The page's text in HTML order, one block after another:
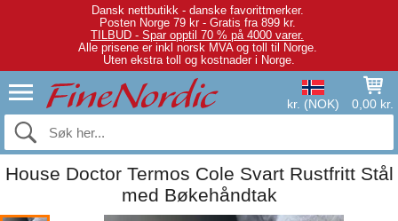
Dansk nettbutikk - danske favorittmerker.
Posten Norge 79 kr - Gratis fra 899 kr.
TILBUD - Spar opptil 70 % på 4000 varer.
Alle prisene er inkl norsk MVA og toll til Norge.
Uten ekstra toll og kostnader i Norge.
kr. (NOK) 0,00 kr.
House Doctor Termos Cole Svart Rustfritt Stål
med Bøkehåndtak